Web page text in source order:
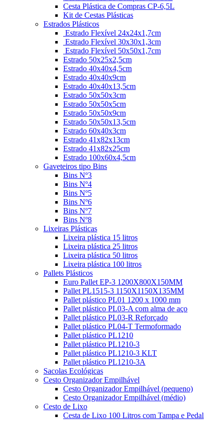
Cesta Plástica de Compras CP-6,5L
Kit de Cestas Plásticas
Estrados Plásticos
Estrado Flexível 24x24x1,7cm
Estrado Flexível 30x30x1,3cm
Estrado Flexível 50x50x1,7cm
Estrado 50x25x2,5cm
Estrado 40x40x4,5cm
Estrado 40x40x9cm
Estrado 40x40x13,5cm
Estrado 50x50x3cm
Estrado 50x50x5cm
Estrado 50x50x9cm
Estrado 50x50x13,5cm
Estrado 60x40x3cm
Estrado 41x82x13cm
Estrado 41x82x25cm
Estrado 100x60x4,5cm
Gaveteiros tipo Bins
Bins Nº3
Bins Nº4
Bins Nº5
Bins Nº6
Bins Nº7
Bins Nº8
Lixeiras Plásticas
Lixeira plástica 15 litros
Lixeira plástica 25 litros
Lixeira plástica 50 litros
Lixeira plástica 100 litros
Pallets Plásticos
Euro Pallet EP-3 1200X800X150MM
Pallet PL1515-3 1150X1150X135MM
Pallet plástico PL01 1200 x 1000 mm
Pallet plástico PL03-A com alma de aço
Pallet plástico PL03-R Reforçado
Pallet plástico PL04-T Termoformado
Pallet plástico PL1210
Pallet plástico PL1210-3
Pallet plástico PL1210-3 KLT
Pallet plástico PL1210-3A
Sacolas Ecológicas
Cesto Organizador Empilhável
Cesto Organizador Empilhável (pequeno)
Cesto Organizador Empilhável (médio)
Cesto de Lixo
Cesta de Lixo 100 Litros com Tampa e Pedal